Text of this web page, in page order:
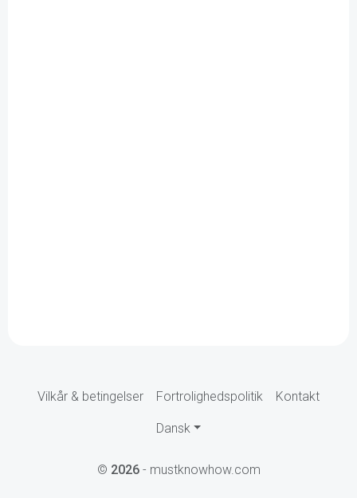
Vilkår & betingelser Fortrolighedspolitik Kontakt
Dansk
© 2026- mustknowhow.com